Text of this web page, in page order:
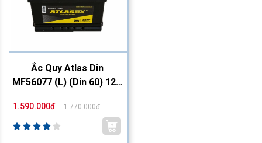
Ắc Quy Atlas Din
MF56077 (L) (Din 60) 12V
1.590.000đ 1.770.000đ